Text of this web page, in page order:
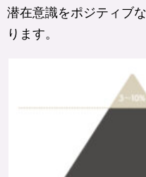
潜在意識をポジティブ
ります。